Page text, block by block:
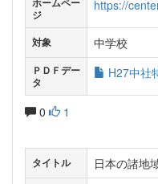
ホームペー
ジ
https://
対象 中学校
ＰＤＦデー
タ
H27中社
0 1
タイトル 日本の諸地